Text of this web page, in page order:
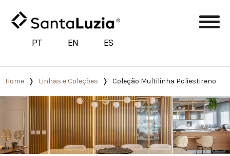
PT EN ES
Home Linhas e Coleções Coleção Multilinha Poliestireno